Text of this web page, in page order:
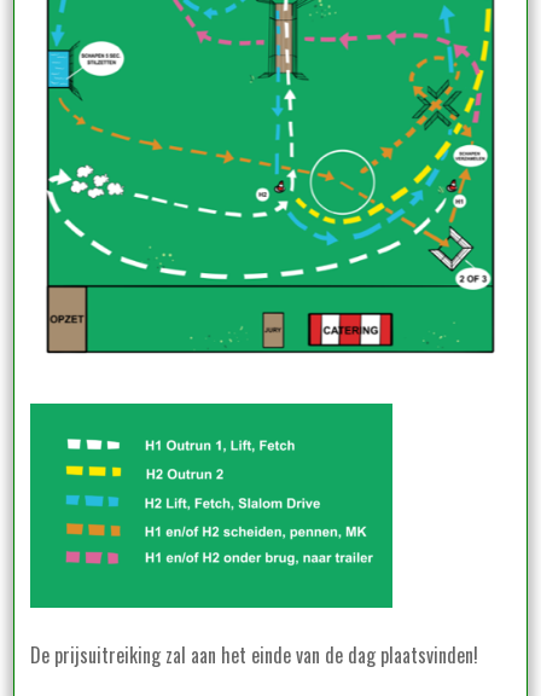
De prijsuitreiking zal aan het einde van de dag plaatsvinden!